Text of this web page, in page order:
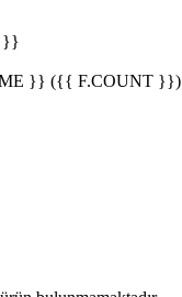
}}
}} ({{ F.COUNT }})